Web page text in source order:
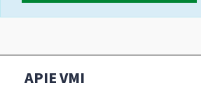
APIE VMI